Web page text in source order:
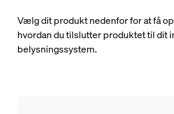
Vælg dit produkt nedenfor for at få
hvordan du tilslutter produktet til dit
belysningssystem.